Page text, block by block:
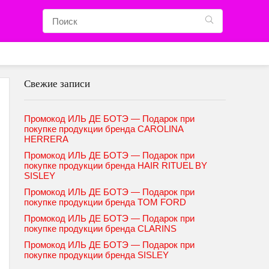
Свежие записи
Промокод ИЛЬ ДЕ БОТЭ — Подарок при
покупке продукции бренда CAROLINA
HERRERA
Промокод ИЛЬ ДЕ БОТЭ — Подарок при
покупке продукции бренда HAIR RITUEL BY
SISLEY
Промокод ИЛЬ ДЕ БОТЭ — Подарок при
покупке продукции бренда TOM FORD
Промокод ИЛЬ ДЕ БОТЭ — Подарок при
покупке продукции бренда CLARINS
Промокод ИЛЬ ДЕ БОТЭ — Подарок при
покупке продукции бренда SISLEY